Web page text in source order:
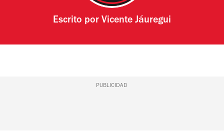
Escrito por Vicente Jáuregui
PUBLICIDAD